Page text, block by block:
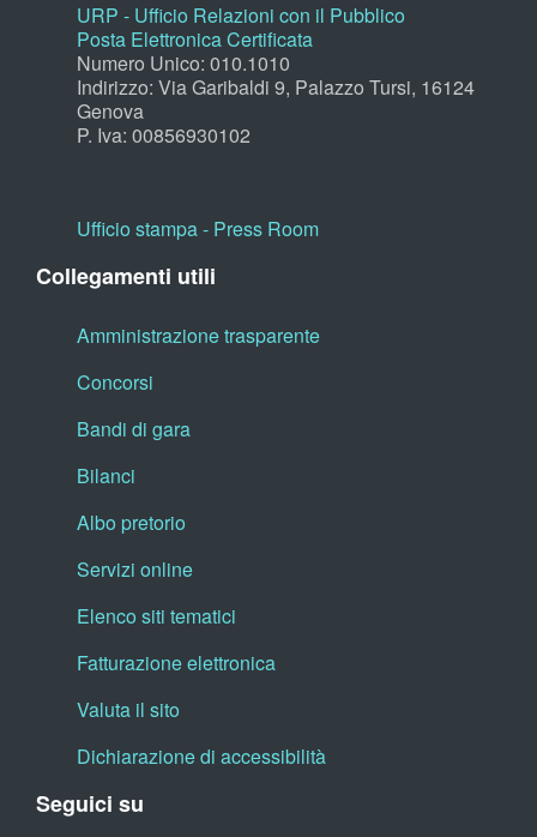
URP - Ufficio Relazioni con il Pubblico
Posta Elettronica Certificata
Numero Unico: 010.1010
Indirizzo: Via Garibaldi 9, Palazzo Tursi, 16124
Genova
P. Iva: 00856930102
Ufficio stampa - Press Room
Collegamenti utili
Amministrazione trasparente
Concorsi
Bandi di gara
Bilanci
Albo pretorio
Servizi online
Elenco siti tematici
Fatturazione elettronica
Valuta il sito
Dichiarazione di accessibilità
Seguici su